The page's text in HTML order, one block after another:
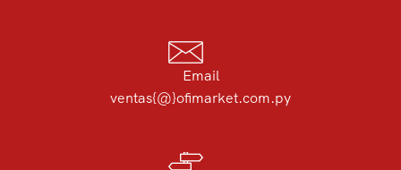
Email
ventas{@}ofimarket.com.py